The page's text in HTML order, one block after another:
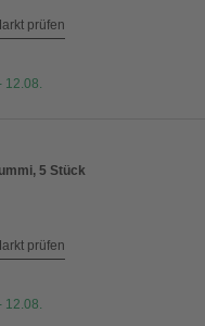
prüfen
12.08.
5 Stück
prüfen
12.08.